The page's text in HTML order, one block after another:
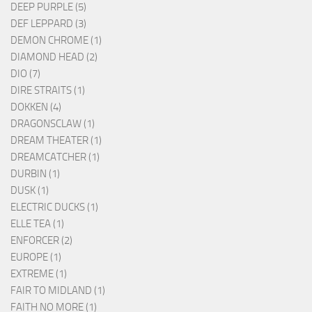
DEEP PURPLE (5)
DEF LEPPARD (3)
DEMON CHROME (1)
DIAMOND HEAD (2)
DIO (7)
DIRE STRAITS (1)
DOKKEN (4)
DRAGONSCLAW (1)
DREAM THEATER (1)
DREAMCATCHER (1)
DURBIN (1)
DUSK (1)
ELECTRIC DUCKS (1)
ELLE TEA (1)
ENFORCER (2)
EUROPE (1)
EXTREME (1)
FAIR TO MIDLAND (1)
FAITH NO MORE (1)